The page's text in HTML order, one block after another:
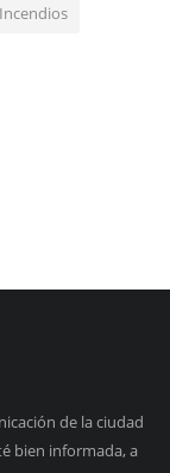
de la ciudad
bien informada, a